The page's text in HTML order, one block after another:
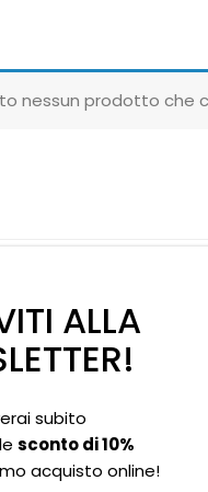
nessun prodotto che
policy Informativa Cookies
ALLA
subito
sconto di 10%
acquisto online!